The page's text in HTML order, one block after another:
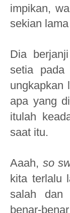
impikan,
sekian
Dia
setia pada
ungkapkan
apa yang
itulah
saat itu.
Aaah, so
kita terlalu
salah dan
benar-